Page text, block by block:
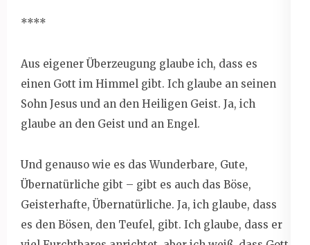
****
Aus eigener Überzeugung glaube ich, dass es
einen Gott im Himmel gibt. Ich glaube an seinen
Sohn Jesus und an den Heiligen Geist. Ja, ich
glaube an den Geist und an Engel.
Und genauso wie es das Wunderbare, Gute,
Übernatürliche gibt – gibt es auch das Böse,
Geisterhafte, Übernatürliche. Ja, ich glaube, dass
es den Bösen, den Teufel, gibt. Ich glaube, dass er